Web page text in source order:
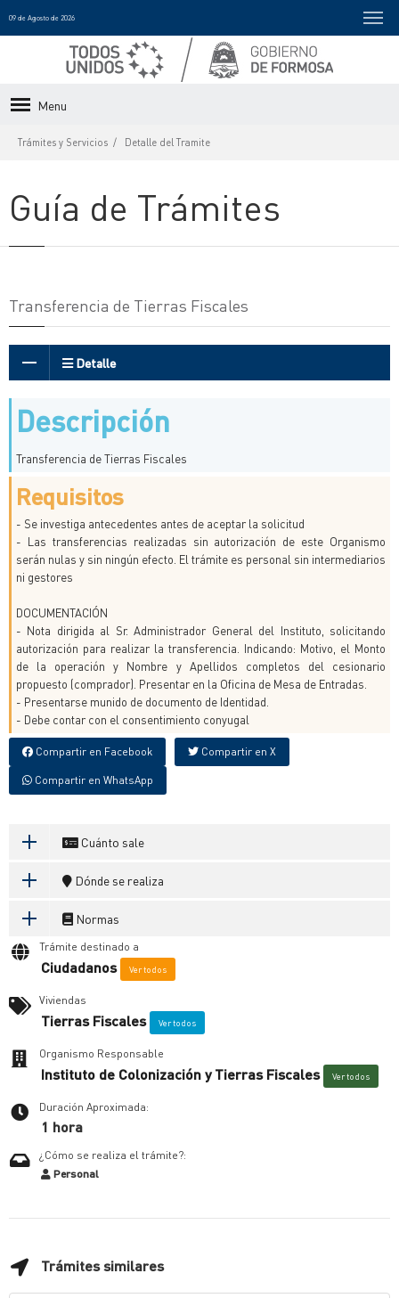
09 de Agosto de 2026
Menu
Trámites y Servicios Detalle del Tramite
Guía de Trámites
Transferencia de Tierras Fiscales
Detalle
Descripción
Transferencia de Tierras Fiscales
Requisitos
- Se investiga antecedentes antes de aceptar la solicitud
- Las transferencias realizadas sin autorización de este Organismo
serán nulas y sin ningún efecto. El trámite es personal sin intermediarios
ni gestores
DOCUMENTACIÓN
- Nota dirigida al Sr. Administrador General del Instituto, solicitando
autorización para realizar la transferencia. Indicando: Motivo, el Monto
de la operación y Nombre y Apellidos completos del cesionario
propuesto (comprador). Presentar en la Oficina de Mesa de Entradas.
- Presentarse munido de documento de Identidad.
- Debe contar con el consentimiento conyugal
Compartir en Facebook Compartir en X
Compartir en WhatsApp
Cuánto sale
Dónde se realiza
Normas
Trámite destinado a
Ciudadanos Ver todos
Viviendas
Tierras Fiscales Ver todos
Organismo Responsable
Instituto de Colonización y Tierras Fiscales Ver todos
Duración Aproximada:
1 hora
¿Cómo se realiza el trámite?:
Personal
Trámites similares